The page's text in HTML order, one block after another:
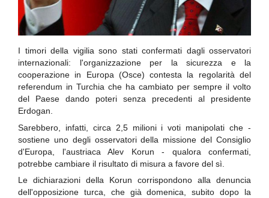
I timori della vigilia sono stati confermati dagli osservatori
internazionali: l'organizzazione per la sicurezza e la
cooperazione in Europa (Osce) contesta la regolarità del
referendum in Turchia che ha cambiato per sempre il volto
del Paese dando poteri senza precedenti al presidente
Erdogan.
Sarebbero, infatti, circa 2,5 milioni i voti manipolati che -
sostiene uno degli osservatori della missione del Consiglio
d'Europa, l'austriaca Alev Korun - qualora confermati,
potrebbe cambiare il risultato di misura a favore del sì.
Le dichiarazioni della Korun corrispondono alla denuncia
dell'opposizione turca, che già domenica, subito dopo la